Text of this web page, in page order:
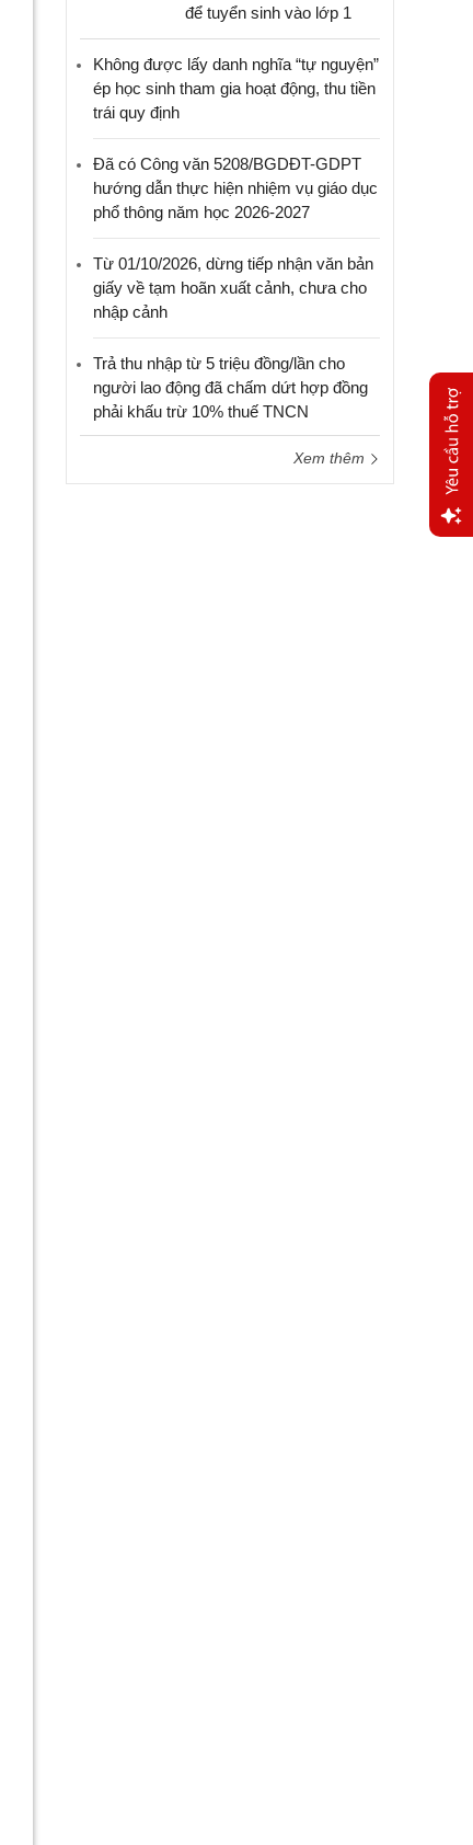
để tuyển sinh vào lớp 1
Không được lấy danh nghĩa “tự nguyện”
ép học sinh tham gia hoạt động, thu tiền
trái quy định
Đã có Công văn 5208/BGDĐT-GDPT
hướng dẫn thực hiện nhiệm vụ giáo dục
phổ thông năm học 2026-2027
Từ 01/10/2026, dừng tiếp nhận văn bản
giấy về tạm hoãn xuất cảnh, chưa cho
nhập cảnh
Trả thu nhập từ 5 triệu đồng/lần cho
người lao động đã chấm dứt hợp đồng
phải khấu trừ 10% thuế TNCN
Xem thêm